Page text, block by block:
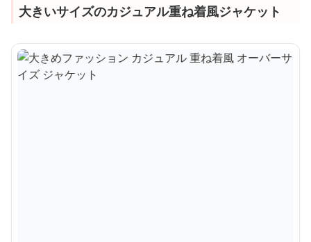
大きいサイズのカジュアル重ね着風ジャケット